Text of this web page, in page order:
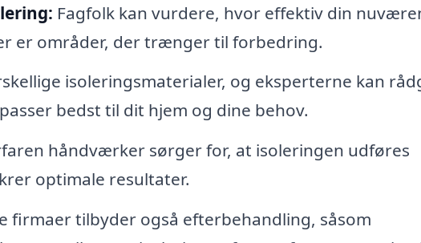
Fagfolk kan vurdere, hvor effektiv din
er områder, der trænger til forbedring.
isoleringsmaterialer, og eksperterne kan
bedst til dit hjem og dine behov.
håndværker sørger for, at isoleringen udføres
optimale resultater.
firmaer tilbyder også efterbehandling, såsom